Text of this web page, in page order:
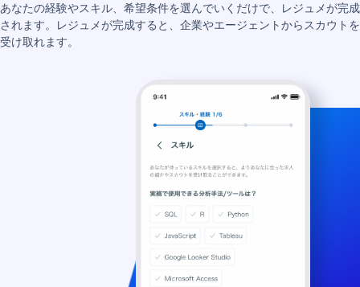
あなたの経験やスキル、希望条件を選んでいくだけで、レジュメが完成
されます。レジュメが完成すると、企業やエージェントからスカウトを
受け取れます。